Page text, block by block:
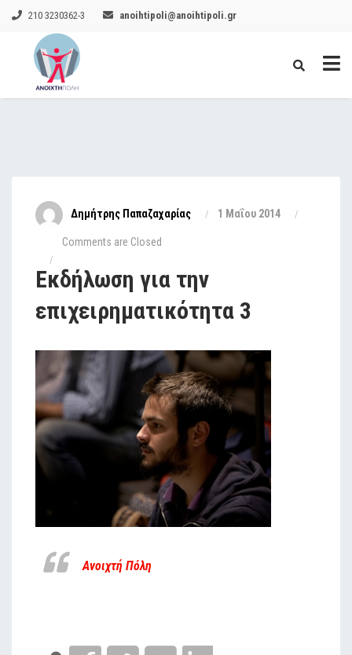
210 3230362-3 anoihtipoli@anoihtipoli.gr
Δημήτρης Παπαζαχαρίας 1 Μαΐου 2014
Comments are Closed
Εκδήλωση για την
επιχειρηματικότητα 3
Ανοιχτή Πόλη